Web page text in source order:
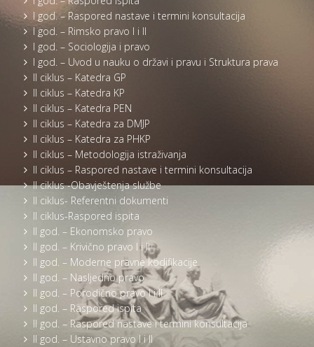
I god. – Raspored nastave i termini konsultacija
I god. – Rimsko pravo I i II
I god. – Sociologija i pravo
I god. – Uvod u nauku o državi i pravu i Struktura prava
II ciklus – Katedra GP
II ciklus – Katedra KP
II ciklus – Katedra PEN
II ciklus – Katedra za DMJP
II ciklus – Katedra za PHKP
II ciklus – Metodologija istraživanja
II ciklus – Raspored nastave i termini konsultacija
II ciklus -Obavještenja službe
II ciklus- Referentni dokumenti
II ciklus-Raspored ispita
II god. – Ekonomsko pravo
II god. – Krivično pravo I i II
II god. – Moderne pravne kodifikacije
II god. – Nasljedno pravo
II god. – Porodično pravo I i II
II god. – Raspored ispita
II god. – Raspored nastave i termini konsultacija
II god. – Ustavno pravo I i II